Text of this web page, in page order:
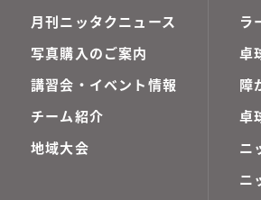
月刊ニッタクニュース
写真購入のご案内
講習会・イベント情報
チーム紹介
地域大会
ラ
卓
障
卓
ニ
ニ